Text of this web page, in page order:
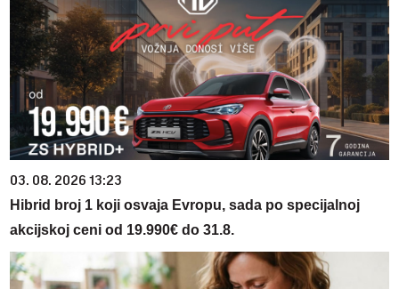
03. 08. 2026 13:23
Hibrid broj 1 koji osvaja Evropu, sada po specijalnoj
akcijskoj ceni od 19.990€ do 31.8.